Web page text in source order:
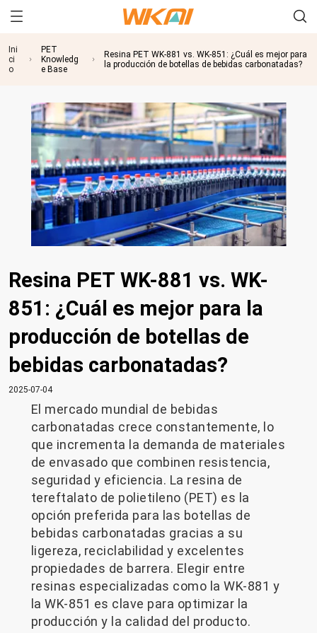
Ini
ci
o
PET
Knowledg
e Base
Resina PET WK-881 vs. WK-851: ¿Cuál es mejor para
la producción de botellas de bebidas carbonatadas?
Resina PET WK-881 vs. WK-
851: ¿Cuál es mejor para la
producción de botellas de
bebidas carbonatadas?
2025-07-04
El mercado mundial de bebidas
carbonatadas crece constantemente, lo
que incrementa la demanda de materiales
de envasado que combinen resistencia,
seguridad y eficiencia. La resina de
tereftalato de polietileno (PET) es la
opción preferida para las botellas de
bebidas carbonatadas gracias a su
ligereza, reciclabilidad y excelentes
propiedades de barrera. Elegir entre
resinas especializadas como la WK-881 y
la WK-851 es clave para optimizar la
producción y la calidad del producto.